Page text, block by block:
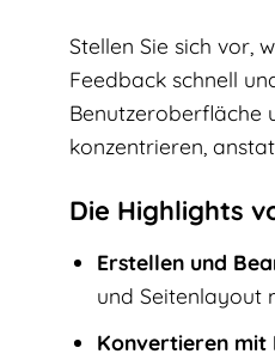
Stellen Sie sich vor,
Feedback schnell
Benutzeroberfläche
konzentrieren,
Die Highlights
Erstellen und
und Seitenlayout
Konvertieren mit